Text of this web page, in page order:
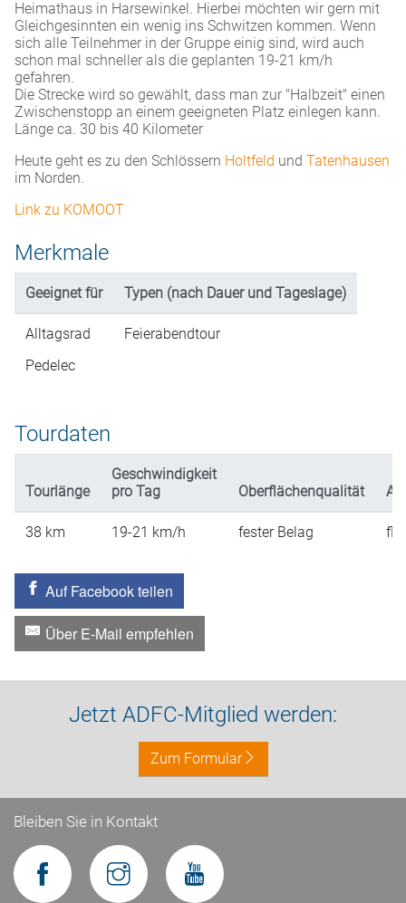
Heimathaus in Harsewinkel. Hierbei möchten wir gern mit
Gleichgesinnten ein wenig ins Schwitzen kommen. Wenn
sich alle Teilnehmer in der Gruppe einig sind, wird auch
schon mal schneller als die geplanten 19-21 km/h
gefahren.
Die Strecke wird so gewählt, dass man zur "Halbzeit" einen
Zwischenstopp an einem geeigneten Platz einlegen kann.
Länge ca. 30 bis 40 Kilometer
Heute geht es zu den Schlössern Holtfeld und Tatenhausen
im Norden.
Link zu KOMOOT
Merkmale
Geeignet für Typen (nach Dauer und Tageslage)
Alltagsrad
Pedelec
Feierabendtour
Tourdaten
Tourlänge
Geschwindigkeit
pro Tag
Oberflächenqualität
38 km 19-21 km/h fester Belag
Auf Facebook teilen
Über E-Mail empfehlen
Jetzt ADFC-Mitglied werden:
Zum Formular
Bleiben Sie in Kontakt